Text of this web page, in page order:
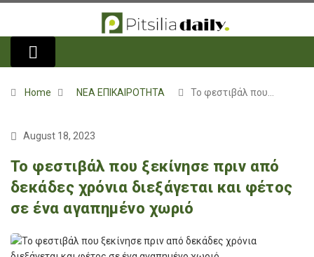
Home ΝΕΑ ΕΠΙΚΑΙΡΟΤΗΤΑ Το φεστιβάλ που…
August 18, 2023
Το φεστιβάλ που ξεκίνησε πριν από
δεκάδες χρόνια διεξάγεται και φέτος
σε ένα αγαπημένο χωριό